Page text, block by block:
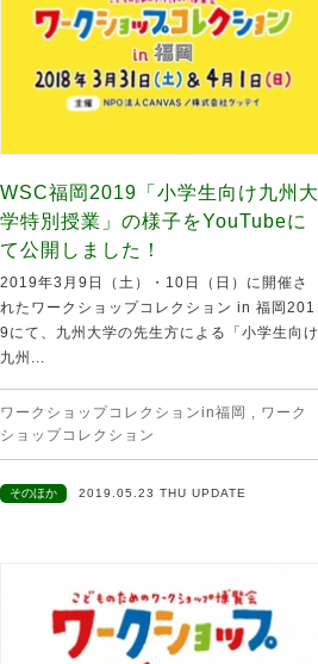
WSC福岡2019「小学生向け九州大
学特別授業」の様子をYouTubeに
て公開しました！
2019年3月9日（土）・10日（日）に開催さ
れたワークショップコレクション in 福岡201
9にて、九州大学の先生方による「小学生向け
九州...
ワークショップコレクションin福岡 , ワーク
ショップコレクション
そのほか 2019.05.23 THU UPDATE